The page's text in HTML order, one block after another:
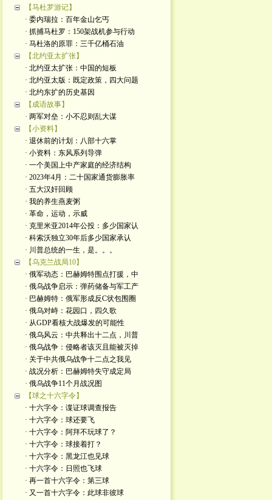
【马杜罗游记】
· 委内瑞拉：百年金山乞丐
· 抓捕马杜罗：150架战机参与行动
· 马杜洛的原罪：三千亿桶石油
【北约亚太扩张】
· 北约亚太扩张：中国的短板
· 北约亚太版：既定政策，四大问题
· 北约东扩的历史基因
【成语故事】
· 两军对垒：小不忍则乱大谋
【小资料】
· 退休前的计划：八部十六掌
· 小资料：东风系列导弹
· 一个美国上中产家庭的经济结构
· 2023年4月：二十国家通货膨胀率
· 五大汉奸回顾
· 我的养生燕麦粥
· 革命，运动，示威
· 克里米亚2014年公投：多少国家认
· 科索沃独立30年后多少国家承认
· 川普总统的一生，是。。。
【乌克兰战局10】
· 俄军动态：巴赫姆特围点打援，中
· 俄乌战争启示：弹药储备与军工产
· 巴赫姆特：俄军形成反C状包围圈
· 俄乌对峙：花园口，四久歌
· 从GDP看核大战爆发的可能性
· 俄乌风云：中共释出十二点，川普
· 俄乌战争：侵略者该灭且能被灭掉
· 关于中共俄乌战争十二点之我见
· 战况分析：巴赫姆特失守成定局
· 俄乌战争11个月战况图
【球之十六字令】
· 十六字令：谍证球调查报告
· 十六字令：球还要飞
· 十六字令：阿拜不玩球了？
· 十六字令：球接着打？
· 十六字令：黑龙江也见球
· 十六字令：日照也飞球
· 再一首十六字令：第三球
· 又一首十六字令：此球非彼球